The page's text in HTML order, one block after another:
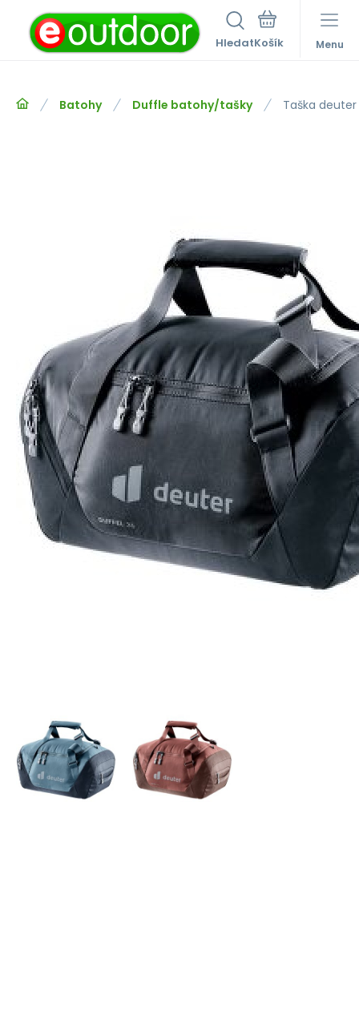
Hledat Menu
Batohy Duffle batohy/tašky Taška